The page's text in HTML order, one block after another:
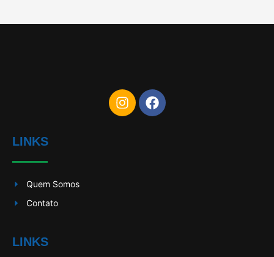
LINKS
Quem Somos
Contato
LINKS